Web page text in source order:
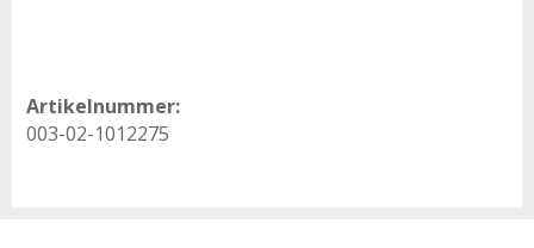
Artikelnummer:
003-02-1012275